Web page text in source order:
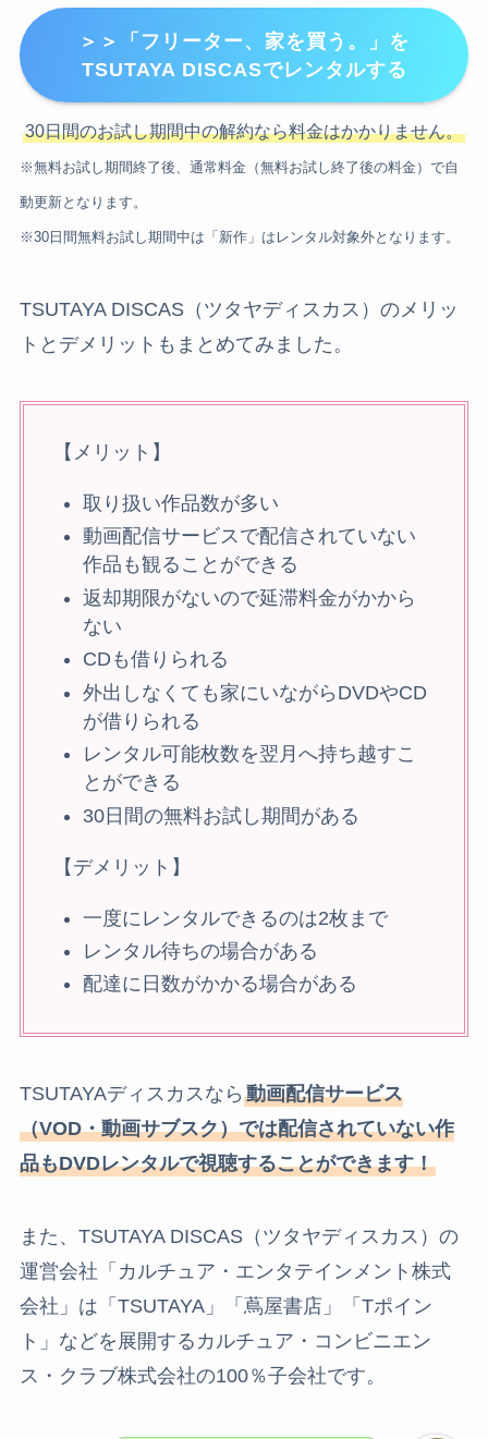
＞＞「フリーター、家を買う。」を
TSUTAYA DISCASでレンタルする
30日間のお試し期間中の解約なら料金はかかりません。
※無料お試し期間終了後、通常料金（無料お試し終了後の料金）で自
動更新となります。
※30日間無料お試し期間中は「新作」はレンタル対象外となります。
TSUTAYA DISCAS（ツタヤディスカス）のメリッ
トとデメリットもまとめてみました。
【メリット】
取り扱い作品数が多い
動画配信サービスで配信されていない
作品も観ることができる
返却期限がないので延滞料金がかから
ない
CDも借りられる
外出しなくても家にいながらDVDやCD
が借りられる
レンタル可能枚数を翌月へ持ち越すこ
とができる
30日間の無料お試し期間がある
【デメリット】
一度にレンタルできるのは2枚まで
レンタル待ちの場合がある
配達に日数がかかる場合がある
TSUTAYAディスカスなら 動画配信サービス
（VOD・動画サブスク）では配信されていない作
品もDVDレンタルで視聴することができます！
また、TSUTAYA DISCAS（ツタヤディスカス）の
運営会社「カルチュア・エンタテインメント株式
会社」は「TSUTAYA」「蔦屋書店」「Tポイン
ト」などを展開するカルチュア・コンビニエン
ス・クラブ株式会社の100％子会社です。